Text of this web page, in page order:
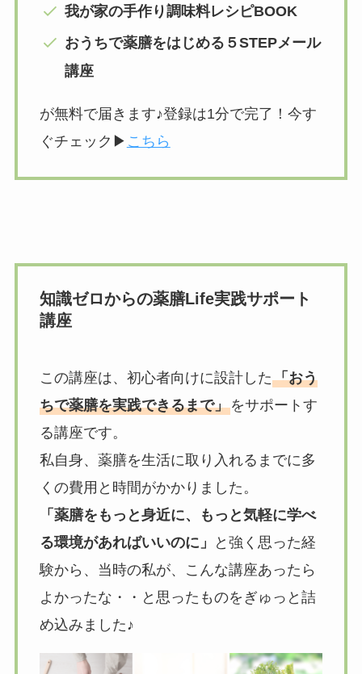
我が家の手作り調味料レシピBOOK
おうちで薬膳をはじめる５STEPメール
講座
が無料で届きます♪登録は1分で完了！今す
ぐチェック▶︎ こちら
知識ゼロからの薬膳Life実践サポート
講座
この講座は、初心者向けに設計した「おう
ちで薬膳を実践できるまで」をサポートす
る講座です。
私自身、薬膳を生活に取り入れるまでに多
くの費用と時間がかかりました。
「薬膳をもっと身近に、もっと気軽に学べ
る環境があればいいのに」
と強く思った経
験から、当時の私が、こんな講座あったら
よかったな・・と思ったものをぎゅっと詰
め込みました♪